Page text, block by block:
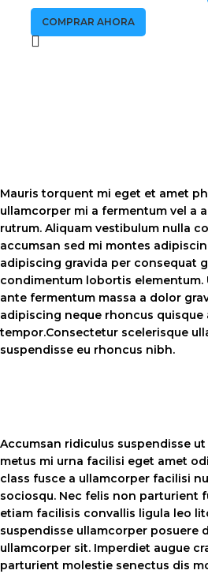
COMPRAR AHORA
Mauris torquent mi eget et amet
ullamcorper mi a fermentum vel a
rutrum. Aliquam vestibulum nulla
accumsan sed mi montes
adipiscing gravida per consequat
condimentum lobortis elementum.
ante fermentum massa a dolor
adipiscing neque rhoncus quisque
tempor.Consectetur scelerisque
suspendisse eu rhoncus nibh.
Accumsan ridiculus suspendisse
metus mi urna facilisi eget amet
class fusce a ullamcorper facilisi
sociosqu. Nec felis non parturient
etiam facilisis convallis ligula leo
suspendisse ullamcorper posuere
ullamcorper sit. Imperdiet augue
parturient molestie senectus dis